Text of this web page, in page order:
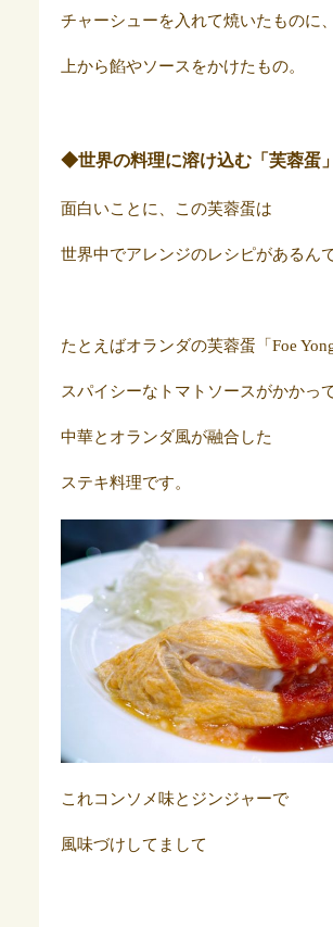
チャーシューを入れて焼いたものに、
上から餡やソースをかけたもの。
◆世界の料理に溶け込む「芙蓉蛋」
面白いことに、この芙蓉蛋は
世界中でアレンジのレシピがあるんで
たとえばオランダの芙蓉蛋「Foe
スパイシーなトマトソースがかかっ
中華とオランダ風が融合した
ステキ料理です。
これコンソメ味とジンジャーで
風味づけしてまして